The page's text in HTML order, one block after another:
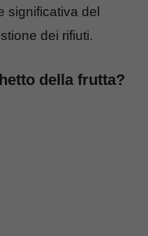
significativa del
dei rifiuti.
della frutta?